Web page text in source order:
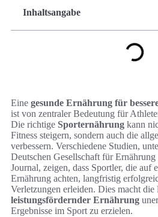
Inhaltsangabe
Eine gesunde Ernährung für
ist von zentraler Bedeutung für
Die richtige Sporternährung kann
Fitness steigern, sondern auch die
verbessern. Verschiedene Studien,
Deutschen Gesellschaft für
Journal, zeigen, dass Sportler, die auf
Ernährung achten, langfristig
Verletzungen erleiden. Dies macht
leistungsfördernder Ernährung
Ergebnisse im Sport zu erzielen.